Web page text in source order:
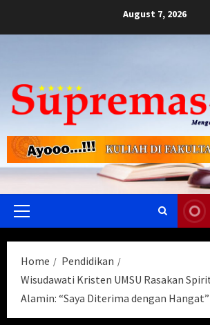
August 7, 2026
Primary
Home
Pendidikan
Wisudawati Kristen UMSU Rasakan
Alamin: “Saya Diterima dengan Hangat”